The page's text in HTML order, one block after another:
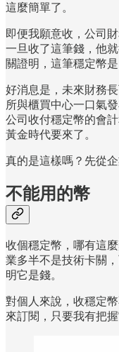
這麼簡單了。
即便我願意收，公司
一旦收了這筆錢，他
關證明，這筆穩定幣是
好消息是，未來財務
所與櫃買中心一口氣
公司收付穩定幣的會
黃金時代要來了。
真的是這樣嗎？先從
不能用的幣
收個穩定幣，哪有這
業多半不是技術卡關
明它是錢。
對個人來說，收穩定
來訂閱，只要我有把